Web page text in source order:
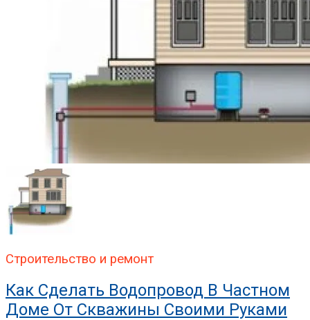
Строительство и ремонт
Как Сделать Водопровод В Частном
Доме От Скважины Своими Руками